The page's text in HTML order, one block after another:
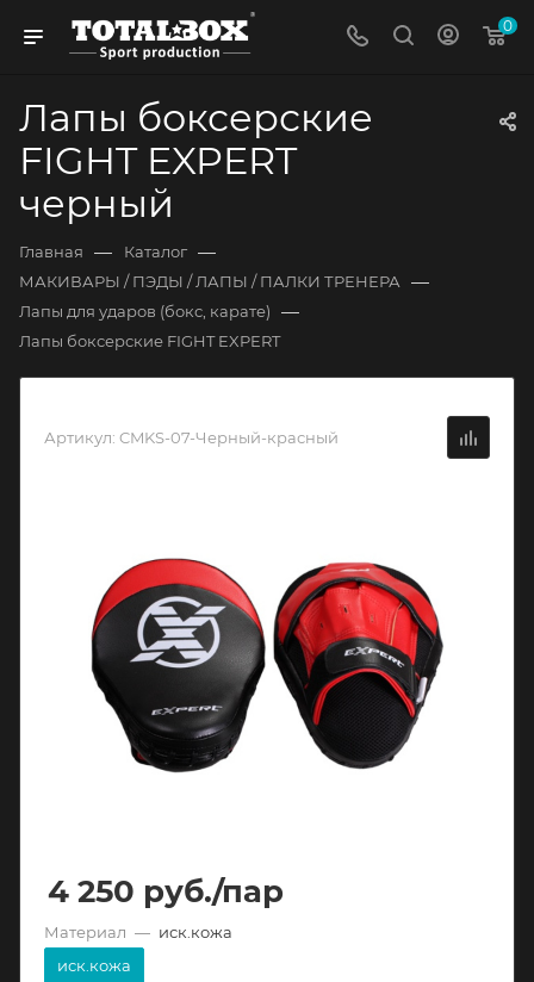
0
Лапы боксерские
FIGHT EXPERT
черный
Главная — Каталог —
МАКИВАРЫ / ПЭДЫ / ЛАПЫ / ПАЛКИ ТРЕНЕРА —
Лапы для ударов (бокс, карате) —
Лапы боксерские FIGHT EXPERT
Артикул: CMKS-07-Черный-красный
4 250 руб./пар
Материал — иск.кожа
иск.кожа